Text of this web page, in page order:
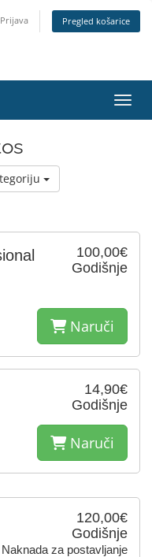
Prijava Pregled košarice
100,00€
Godišnje
Naruči
14,90€
Godišnje
Naruči
120,00€
Godišnje
za postavljanje